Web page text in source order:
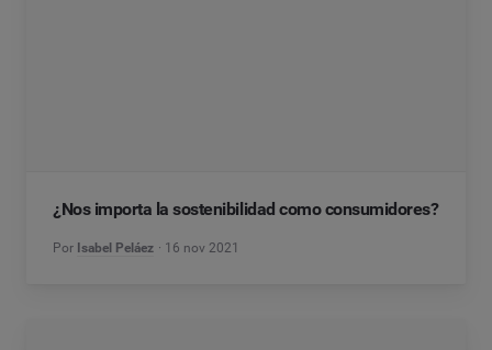
¿Nos importa la sostenibilidad como consumidores?
Por Isabel Peláez 16 nov 2021